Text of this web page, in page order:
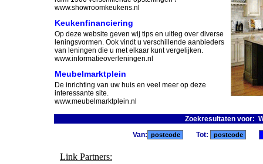
www.showroomkeukens.nl
Keukenfinanciering
Op deze website geven wij tips en uitleg over diverse
leningsvormen. Ook vindt u verschillende aanbieders
van leningen die u met elkaar kunt vergelijken.
www.informatieoverleningen.nl
Meubelmarktplein
De inrichting van uw huis en veel meer op deze
interessante site.
www.meubelmarktplein.nl
Zoekresultaten voor:
Link Partners:
Van: Tot: